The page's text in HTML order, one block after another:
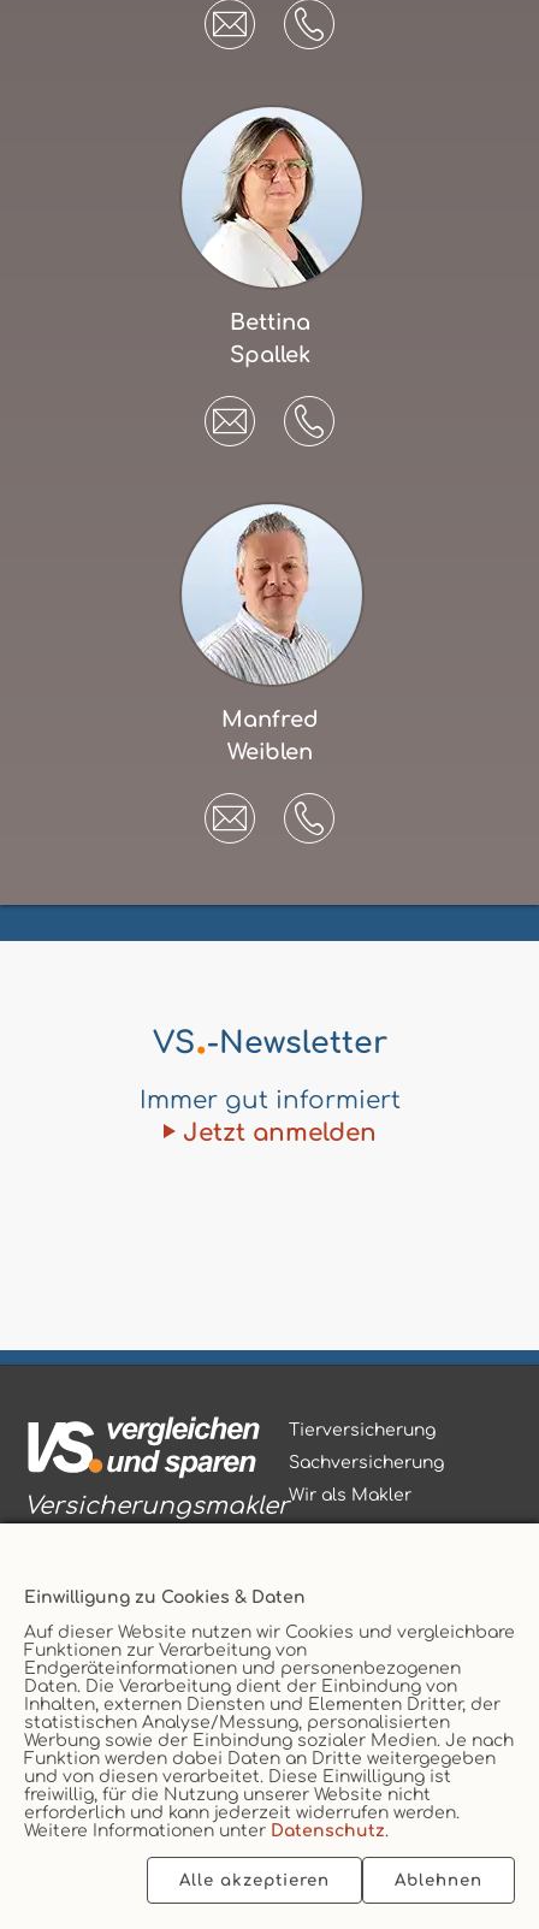
Einwilligung zu Cookies & Daten
Auf dieser Website nutzen wir Cookies und vergleichbare
Funktionen zur Verarbeitung von
Endgeräteinformationen und personenbezogenen
Daten. Die Verarbeitung dient der Einbindung von
Inhalten, externen Diensten und Elementen Dritter, der
statistischen Analyse/Messung, personalisierten
Werbung sowie der Einbindung sozialer Medien. Je nach
Funktion werden dabei Daten an Dritte weitergegeben
und von diesen verarbeitet. Diese Einwilligung ist
freiwillig, für die Nutzung unserer Website nicht
erforderlich und kann jederzeit widerrufen werden.
Weitere Informationen unter Datenschutz.
Alle akzeptieren Ablehnen
Bettina
Spallek
Manfred
Weiblen
VS.-Newsletter
Immer gut informiert
Jetzt anmelden
Versicherungsmakler
Vertrag widerrufen
Tierversicherung
Sachversicherung
Wir als Makler
Service
Kontakt
Unternehmen
Erstinformation
AGB
Datenschutz
Impressum
Cookie
2026 © vs. vergleichen-und-sparen.de